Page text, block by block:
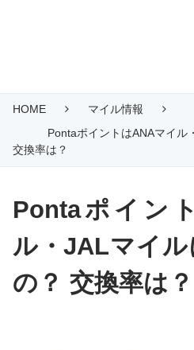
HOME
マイル情報
PontaポイントはANAマイル・
交換率は？
Pontaポイン
ル・JALマイ
の？ 交換率は？